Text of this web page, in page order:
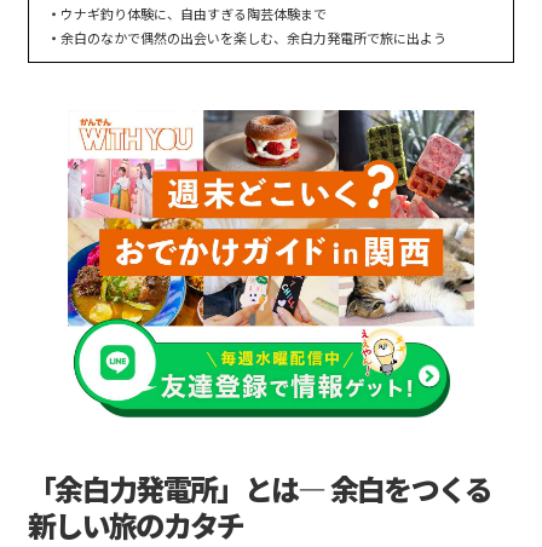
ウナギ釣り体験に、自由すぎる陶芸体験まで
余白のなかで偶然の出会いを楽しむ、余白力発電所で旅に出よう
「余白力発電所」とは― 余白をつくる
新しい旅のカタチ